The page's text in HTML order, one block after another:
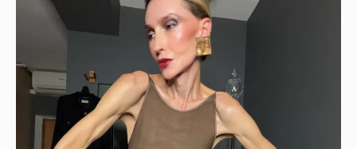
"Люблю своё тело". 52-летняя Наталья
Максимова показала фигуру в "голых"